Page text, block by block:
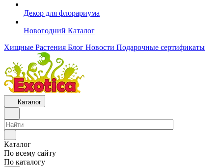
Декор для флорариума
Новогодний Каталог
Хищные Растения Блог Новости Подарочные сертификаты
Каталог
Каталог
По всему сайту
По каталогу